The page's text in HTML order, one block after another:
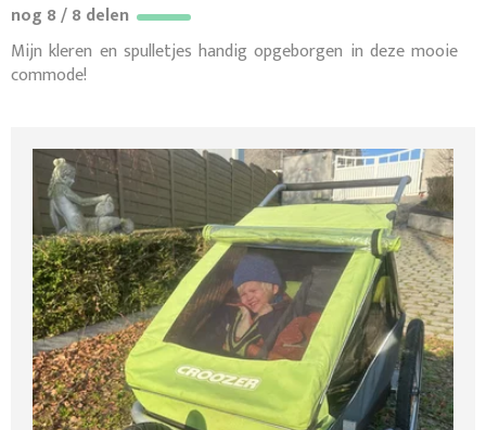
nog 8 / 8 delen
Mijn kleren en spulletjes handig opgeborgen in deze mooie
commode!